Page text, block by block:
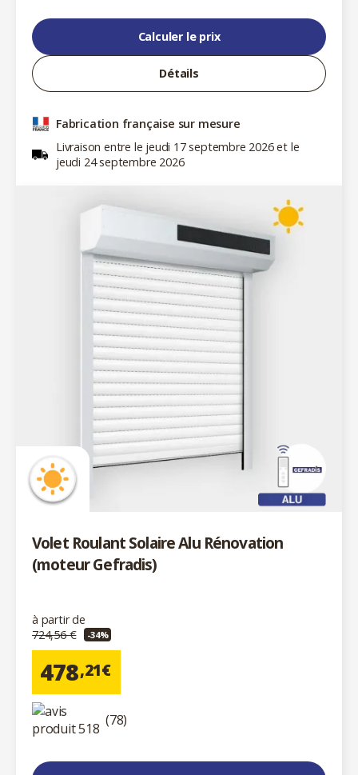
Calculer le prix
Détails
Fabrication française sur mesure
Livraison entre le jeudi 17 septembre 2026 et le
jeudi 24 septembre 2026
Volet Roulant Solaire Alu Rénovation
(moteur Gefradis)
à partir de
724,56 €
-34%
478,21€
(78)